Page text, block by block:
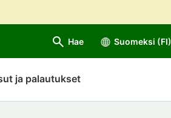
Hae Suomeksi (FI)
ja palautukset